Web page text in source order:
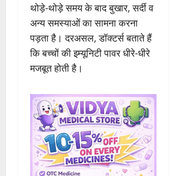
WhatsApp
Facebook
X
Messenger
Share
नोटिस किया होगा कि कुछ बच्चों को
अन्य समस्याओं का सामना करना
पड़ता है। दरअसल, डॉक्टर्स बताते हैं
कि बच्चों की इम्यूनिटी पावर धीरे-धीरे
मजबूत होती है।